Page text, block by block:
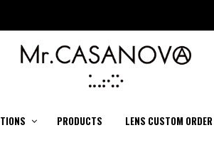
PRODUCTS LENS CUSTOM ORDER